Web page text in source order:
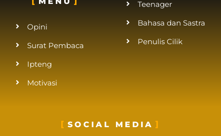
Opini
Surat Pembaca
Ipteng
Motivasi
Teenager
Bahasa dan Sastra
Penulis Cilik
SOCIAL MEDIA